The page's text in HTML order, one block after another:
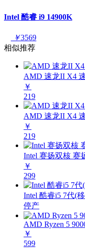
Intel 酷睿 i9 14900K
￥3569
相似推荐
AMD 速龙II X4
￥
219
AMD 速龙II X4
￥
219
Intel 赛扬双核 赛
￥
299
Intel 酷睿i5 7代(
停产
AMD Ryzen 5
￥
599